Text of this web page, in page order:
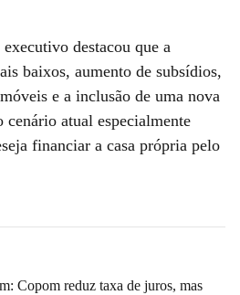
destacou que a
baixos, aumento de subsídios,
e a inclusão de uma nova
atual especialmente
financiar a casa própria pelo
Copom reduz taxa de juros, mas